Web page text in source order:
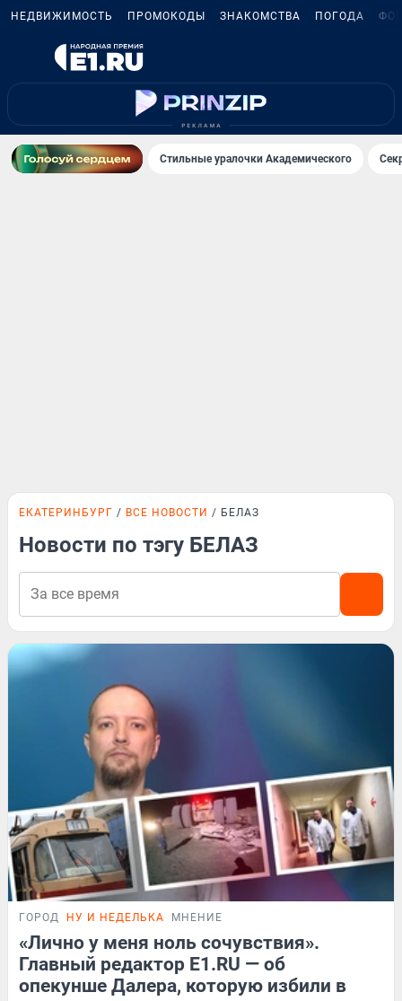
НЕДВИЖИМОСТЬ ПРОМОКОДЫ ЗНАКОМСТВА ПОГОДА
Стильные уралочки Академического
ЕКАТЕРИНБУРГ ВСЕ НОВОСТИ БЕЛАЗ
Новости по тэгу БЕЛАЗ
ГОРОД НУ И НЕДЕЛЬКА МНЕНИЕ
«Лично у меня ноль сочувствия».
Главный редактор E1.RU — об
опекунше Далера, которую избили в